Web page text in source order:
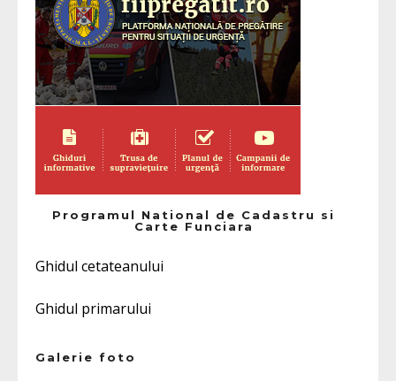
Programul National de Cadastru si
Carte Funciara
Ghidul cetateanului
Ghidul primarului
Galerie foto